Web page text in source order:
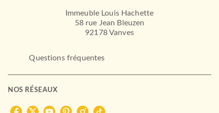
Immeuble Louis Hachette
58 rue Jean Bleuzen
92178 Vanves
Questions fréquentes
NOS RÉSEAUX